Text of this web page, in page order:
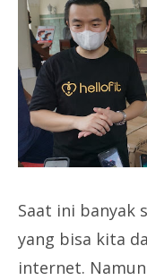
Saat ini banyak
yang bisa kita
internet.